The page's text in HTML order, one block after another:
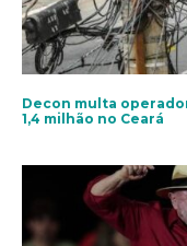
Decon multa
1,4 milhão no Ceará